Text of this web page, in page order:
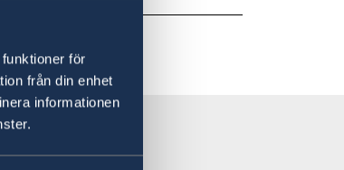
för
från din enhet
informationen